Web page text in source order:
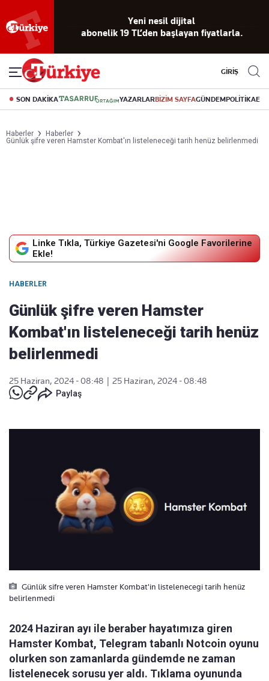
Yeni nesil dijital
abonelik 19 TL’den başlayan fiyatlarla.
GİRİŞ
SON DAKİKA YAZARLARBİZİM SAYFAGÜNDEMPOLİTİKA
Haberler
Haberler
Günlük şifre veren Hamster Kombat'ın listeleneceği tarih henüz belirlenmedi
Linke Tıkla, Türkiye Gazetesi'ni Google Favorilerine
Ekle!
HABERLER
Günlük şifre veren Hamster
Kombat'ın listeleneceği tarih henüz
belirlenmedi
25 Haziran, 2024 - 08:48
25 Haziran, 2024 - 08:48
Paylaş
Günlük sifre veren Hamster Kombat'in listelenecegi tarih henüz
belirlenmedi
2024 Haziran ayı ile beraber hayatımıza giren
Hamster Kombat, Telegram tabanlı Notcoin oyunu
olurken son zamanlarda gündemde ne zaman
listelenecek sorusu yer aldı. Tıklama oyununda